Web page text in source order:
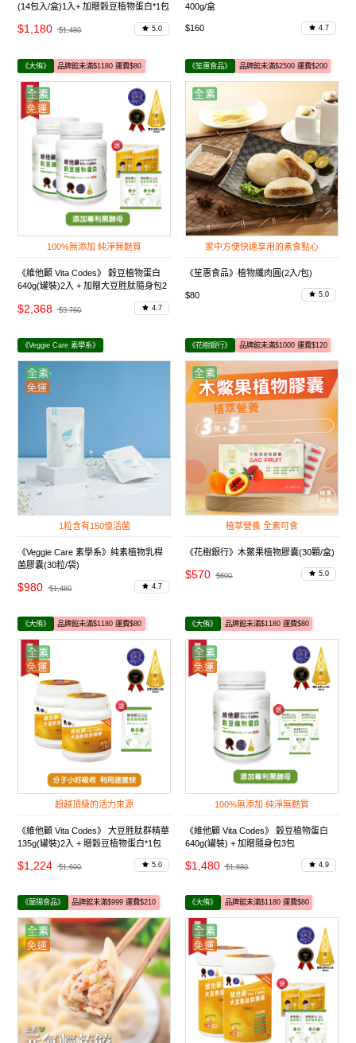
(14包入/盒)1入+ 加贈穀豆植物蛋白*1包
$1,180 $1,480 5.0
400g/盒
$160 4.7
《大侑》 品牌館未滿$1180 運費$80
100%無添加 純淨無麩質
《維他顧 Vita Codes》 穀豆植物蛋白
640g(罐裝)2入 + 加贈大豆胜肽隨身包2
$2,368 $3,760 4.7
《笙惠食品》 品牌館未滿$2500 運費$200
家中方便快速享用的素食點心
《笙惠食品》植物纖肉圓(2入/包)
$80 5.0
《Veggie Care 素學系》
品牌館未滿$599 運費$80
1粒含有150億活菌
《Veggie Care 素學系》純素植物乳桿
菌膠囊(30粒/袋)
$980 $1,480 4.7
《花樹銀行》 品牌館未滿$1000 運費$120
植萃營養 全素可食
《花樹銀行》木鱉果植物膠囊(30顆/盒)
$570 $600 5.0
《大侑》 品牌館未滿$1180 運費$80
超越頂級的活力來源
《維他顧 Vita Codes》 大豆胜肽群精華
135g(罐裝)2入 + 贈穀豆植物蛋白*1包
$1,224 $1,600 5.0
《大侑》 品牌館未滿$1180 運費$80
100%無添加 純淨無麩質
《維他顧 Vita Codes》 穀豆植物蛋白
640g(罐裝) + 加贈隨身包3包
$1,480 $1,880 4.9
《蘭揚食品》 品牌館未滿$999 運費$210 《大侑》 品牌館未滿$1180 運費$80